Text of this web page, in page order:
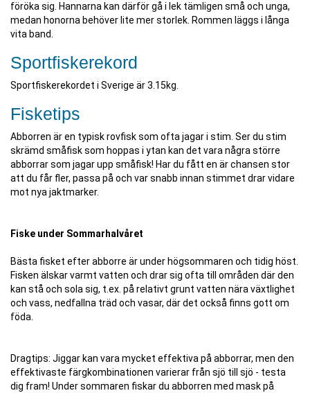
föröka sig. Hannarna kan därför gå i lek tämligen små och unga,
medan honorna behöver lite mer storlek. Rommen läggs i långa
vita band.
Sportfiskerekord
Sportfiskerekordet i Sverige är 3.15kg.
Fisketips
Abborren är en typisk rovfisk som ofta jagar i stim. Ser du stim
skrämd småfisk som hoppas i ytan kan det vara några större
abborrar som jagar upp småfisk! Har du fått en är chansen stor
att du får fler, passa på och var snabb innan stimmet drar vidare
mot nya jaktmarker.
Fiske under Sommarhalvåret
Bästa fisket efter abborre är under högsommaren och tidig höst.
Fisken älskar varmt vatten och drar sig ofta till områden där den
kan stå och sola sig, t.ex. på relativt grunt vatten nära växtlighet
och vass, nedfallna träd och vasar, där det också finns gott om
föda.
Dragtips: Jiggar kan vara mycket effektiva på abborrar, men den
effektivaste färgkombinationen varierar från sjö till sjö - testa
dig fram! Under sommaren fiskar du abborren med mask på